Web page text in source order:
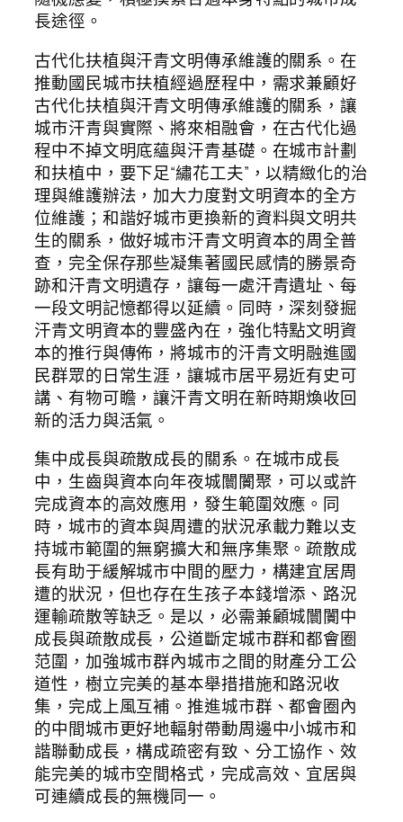
長途徑。
古代化扶植與汗青文明傳承維護的關系。在
推動國民城市扶植經過歷程中，需求兼顧好
古代化扶植與汗青文明傳承維護的關系，讓
城市汗青與實際、將來相融會，在古代化過
程中不掉文明底蘊與汗青基礎。在城市計劃
和扶植中，要下足“繡花工夫”，以精緻化的治
理與維護辦法，加大力度對文明資本的全方
位維護；和諧好城市更換新的資料與文明共
生的關系，做好城市汗青文明資本的周全普
查，完全保存那些凝集著國民感情的勝景奇
跡和汗青文明遺存，讓每一處汗青遺址、每
一段文明記憶都得以延續。同時，深刻發掘
汗青文明資本的豐盛內在，強化特點文明資
本的推行與傳佈，將城市的汗青文明融進國
民群眾的日常生涯，讓城市居平易近有史可
講、有物可瞻，讓汗青文明在新時期煥收回
新的活力與活氣。
集中成長與疏散成長的關系。在城市成長
中，生齒與資本向年夜城闤闠聚，可以或許
完成資本的高效應用，發生範圍效應。同
時，城市的資本與周遭的狀況承載力難以支
持城市範圍的無窮擴大和無序集聚。疏散成
長有助于緩解城市中間的壓力，構建宜居周
遭的狀況，但也存在生孩子本錢增添、路況
運輸疏散等缺乏。是以，必需兼顧城闤闠中
成長與疏散成長，公道斷定城市群和都會圈
范圍，加強城市群內城市之間的財產分工公
道性，樹立完美的基本舉措措施和路況收
集，完成上風互補。推進城市群、都會圈內
的中間城市更好地輻射帶動周邊中小城市和
諧聯動成長，構成疏密有致、分工協作、效
能完美的城市空間格式，完成高效、宜居與
可連續成長的無機同一。